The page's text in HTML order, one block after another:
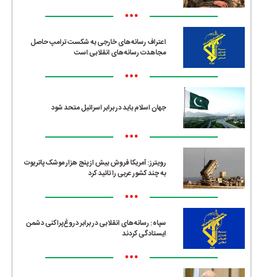
•••
اعتراف رسانه‌های خارجی به شکست ترامپ حاصل
مجاهدت رسانه‌های انقلابی است
•••
جهان اسلام باید در برابر اسرائیل متحد شود
•••
رویترز: آمریکا فروش بیش از پنج هزار موشک پاتریوت
به چند کشور عربی را تائید کرد
•••
سپاه: رسانه‌های انقلابی در برابر دروغ‌پراکنی دشمن
ایستادگی کردند
•••